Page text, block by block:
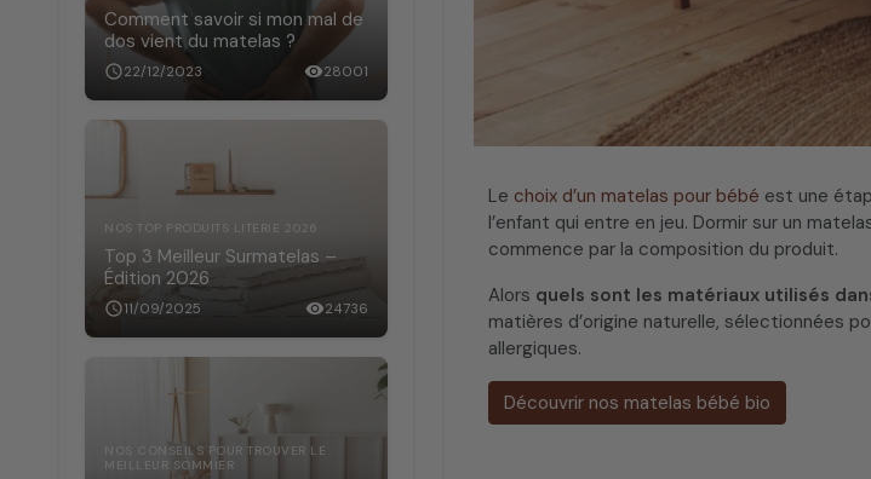
Comment savoir si mon mal de
dos vient du matelas ?
schedule22/12/2023 visibility28001
NOS TOP PRODUITS LITERIE 2026
Top 3 Meilleur Surmatelas –
Édition 2026
schedule11/09/2025 visibility24736
NOS CONSEILS POUR TROUVER LE
MEILLEUR SOMMIER
Le choix d’un matelas pour bébé est une
l’enfant qui entre en jeu. Dormir sur un
commence par la composition du produit.
Alors quels sont les matériaux utilisés
matières d’origine naturelle, sélectionnées
allergiques.
Découvrir nos matelas bébé bio